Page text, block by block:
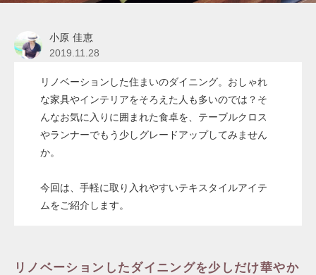
小原 佳恵
2019.11.28
リノベーションした住まいのダイニング。おしゃれ
な家具やインテリアをそろえた人も多いのでは？そ
んなお気に入りに囲まれた食卓を、テーブルクロス
やランナーでもう少しグレードアップしてみません
か。
今回は、手軽に取り入れやすいテキスタイルアイテ
ムをご紹介します。
リノベーションしたダイニングを少しだけ華やか